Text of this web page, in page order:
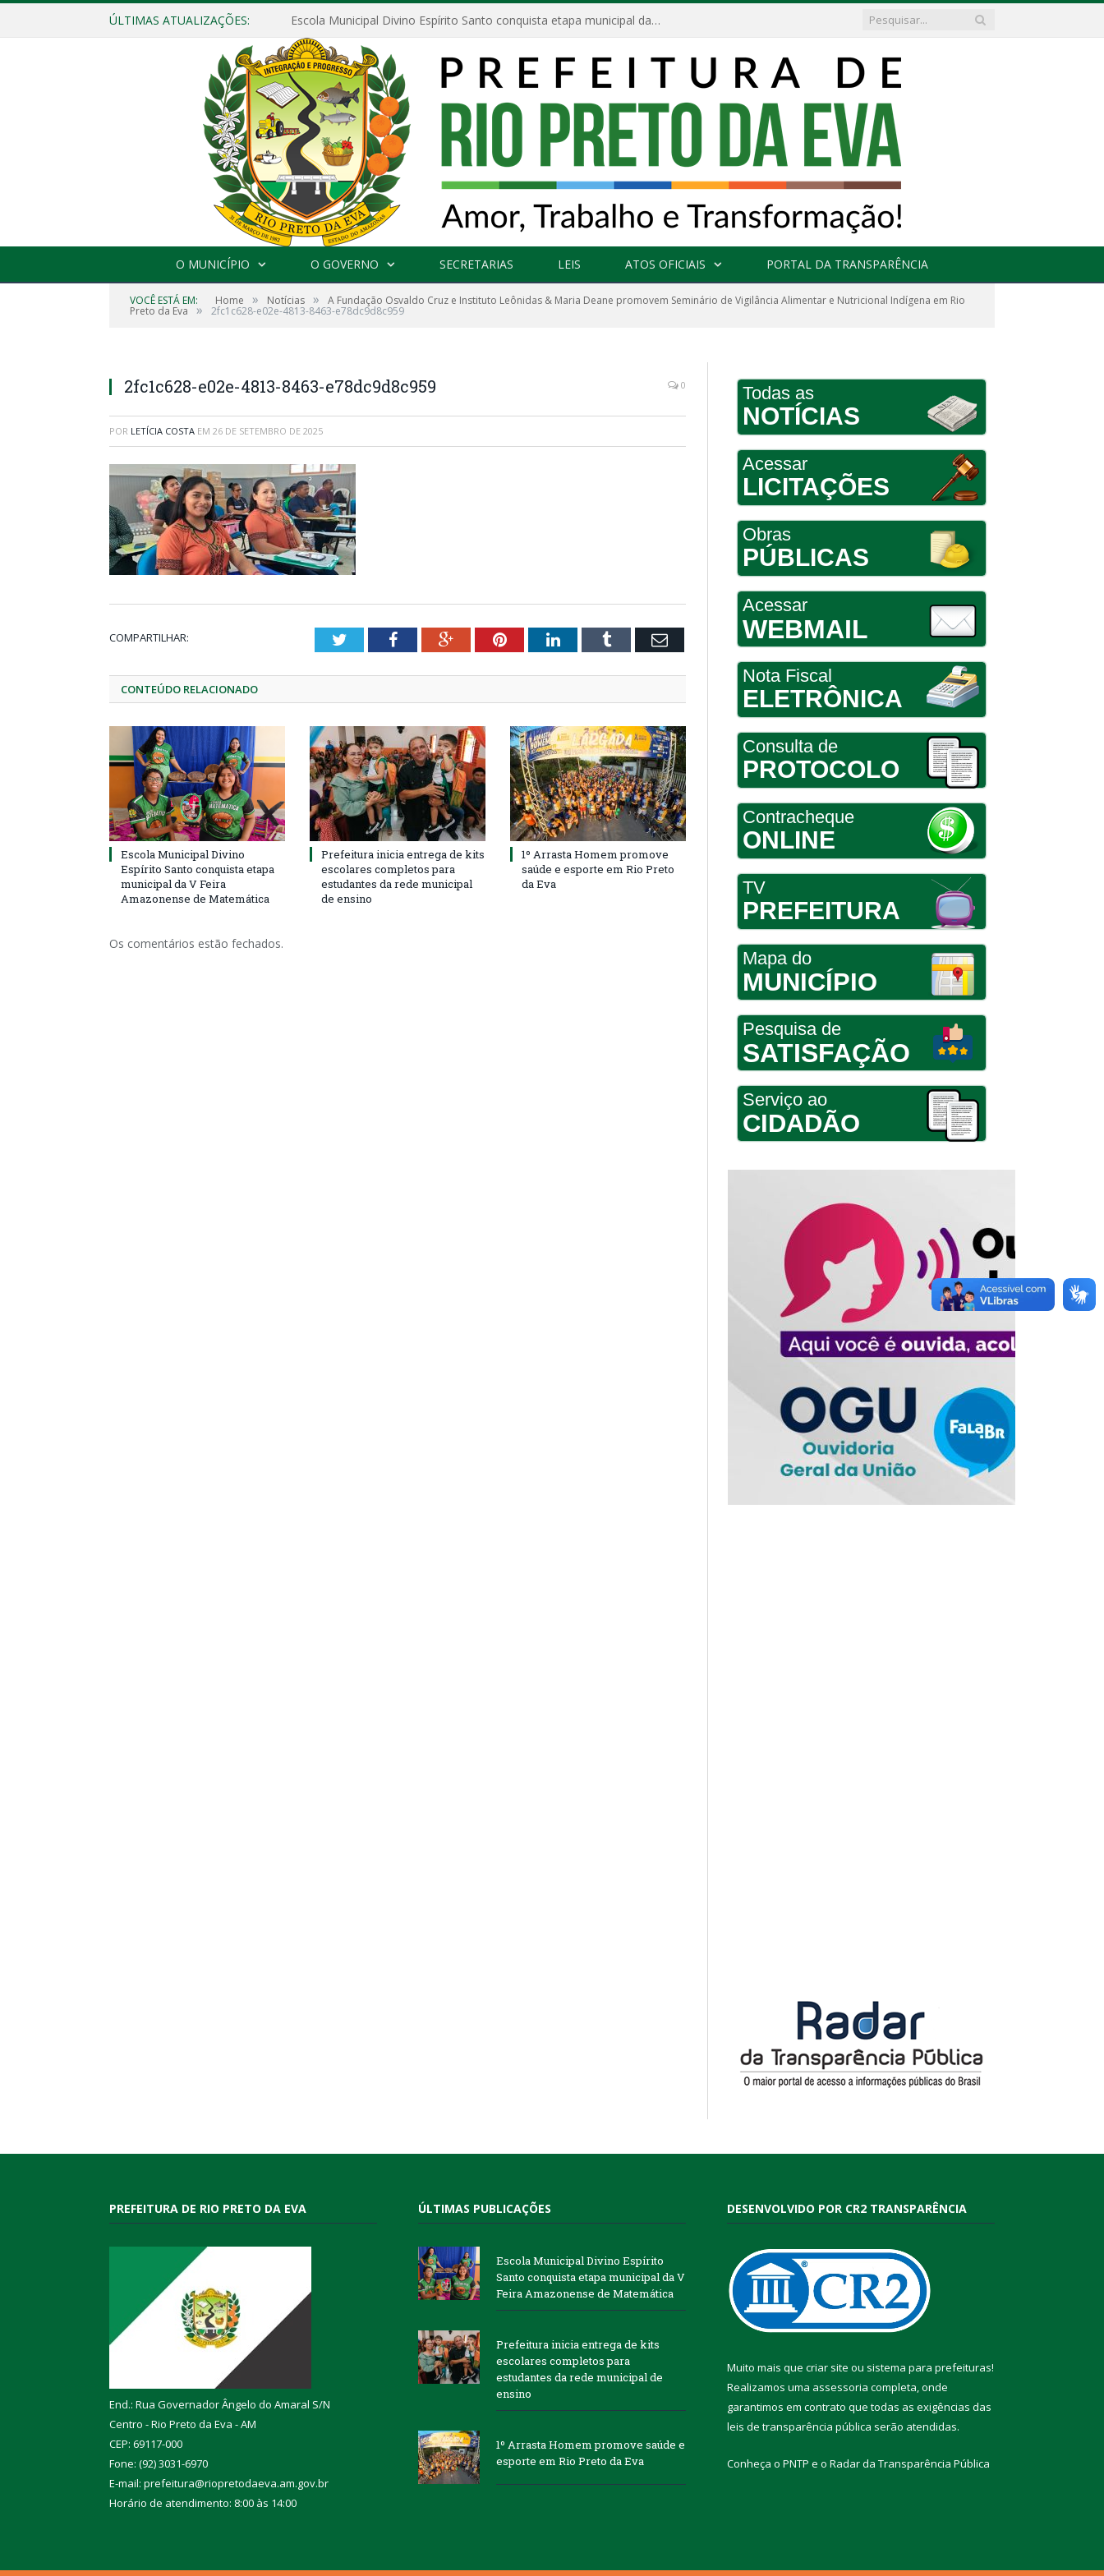
ÚLTIMAS ATUALIZAÇÕES: Escola Municipal Divino Espírito Santo conquista etapa municipal da V Feira Amazonense de Matemática
O MUNICÍPIO O GOVERNO SECRETARIAS LEIS ATOS OFICIAIS PORTAL DA TRANSPARÊNCIA
VOCÊ ESTÁ EM: Home » Notícias » A Fundação Osvaldo Cruz e Instituto Leônidas & Maria Deane promovem Seminário de Vigilância Alimentar e Nutricional Indígena em Rio
Preto da Eva » 2fc1c628-e02e-4813-8463-e78dc9d8c959
2fc1c628-e02e-4813-8463-e78dc9d8c959 0
POR LETÍCIA COSTA EM 26 DE SETEMBRO DE 2025
COMPARTILHAR: TwitterFacebookGoogle+PinterestLinkedInTumblr Email
CONTEÚDO RELACIONADO
Escola Municipal Divino
Espírito Santo conquista etapa
municipal da V Feira
Amazonense de Matemática
Prefeitura inicia entrega de kits
escolares completos para
estudantes da rede municipal
de ensino
1º Arrasta Homem promove
saúde e esporte em Rio Preto
da Eva
Os comentários estão fechados.
Todas as
NOTÍCIAS
Acessar
LICITAÇÕES
Obras
PÚBLICAS
Acessar
WEBMAIL
Nota Fiscal
ELETRÔNICA
Consulta de
PROTOCOLO
Contracheque
ONLINE
TV
PREFEITURA
Mapa do
MUNICÍPIO
Pesquisa de
SATISFAÇÃO
Serviço ao
CIDADÃO
PREFEITURA DE RIO PRETO DA EVA
End.: Rua Governador Ângelo do Amaral S/N
Centro - Rio Preto da Eva - AM
CEP: 69117-000
Fone: (92) 3031-6970
E-mail: prefeitura@riopretodaeva.am.gov.br
Horário de atendimento: 8:00 às 14:00
ÚLTIMAS PUBLICAÇÕES
Escola Municipal Divino Espírito
Santo conquista etapa municipal da V
Feira Amazonense de Matemática
Prefeitura inicia entrega de kits
escolares completos para
estudantes da rede municipal de
ensino
1º Arrasta Homem promove saúde e
esporte em Rio Preto da Eva
DESENVOLVIDO POR CR2 TRANSPARÊNCIA
Muito mais que criar site ou sistema para prefeituras!
Realizamos uma assessoria completa, onde
garantimos em contrato que todas as exigências das
leis de transparência pública serão atendidas.
Conheça o PNTP e o Radar da Transparência Pública